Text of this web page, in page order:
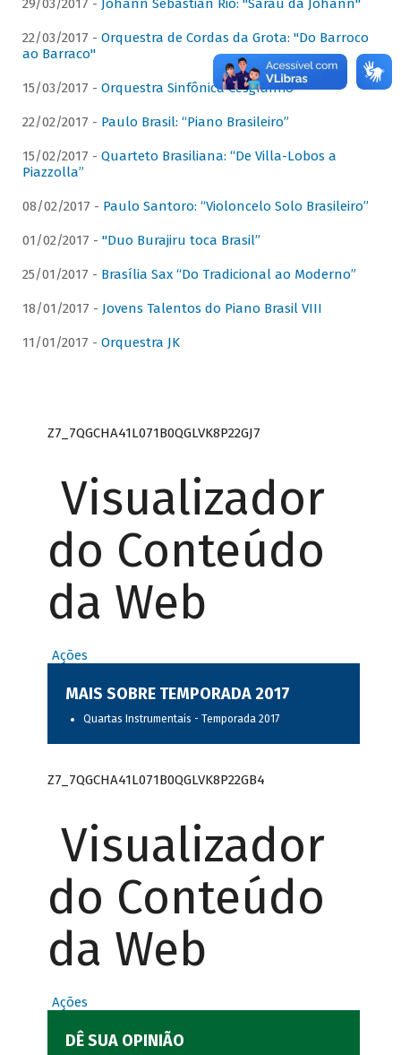
29/03/2017 - Johann Sebastian Rio: "Sarau da Johann"
22/03/2017 - Orquestra de Cordas da Grota: "Do Barroco
ao Barraco"
15/03/2017 - Orquestra Sinfônica Cesgranrio
22/02/2017 - Paulo Brasil: “Piano Brasileiro”
15/02/2017 - Quarteto Brasiliana: “De Villa-Lobos a
Piazzolla”
08/02/2017 - Paulo Santoro: “Violoncelo Solo Brasileiro”
01/02/2017 - "Duo Burajiru toca Brasil”
25/01/2017 - Brasília Sax “Do Tradicional ao Moderno”
18/01/2017 - Jovens Talentos do Piano Brasil VIII
11/01/2017 - Orquestra JK
Z7_7QGCHA41L071B0QGLVK8P22GJ7
Visualizador
do Conteúdo
da Web
Ações
MAIS SOBRE TEMPORADA 2017
Quartas Instrumentais - Temporada 2017
Z7_7QGCHA41L071B0QGLVK8P22GB4
Visualizador
do Conteúdo
da Web
Ações
DÊ SUA OPINIÃO